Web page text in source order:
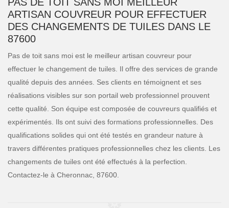
ARTISAN COUVREUR POUR EFFECTUER
DES CHANGEMENTS DE TUILES DANS LE
87600
Pas de toit sans moi est le meilleur artisan couvreur pour
effectuer le changement de tuiles. Il offre des services de grande
qualité depuis des années. Ses clients en témoignent et ses
réalisations visibles sur son portail web professionnel prouvent
cette qualité. Son équipe est composée de couvreurs qualifiés et
expérimentés. Ils ont suivi des formations professionnelles. Des
qualifications solides qui ont été testés en grandeur nature à
travers différentes pratiques professionnelles chez les clients. Les
changements de tuiles ont été effectués à la perfection.
Contactez-le à Cheronnac, 87600.